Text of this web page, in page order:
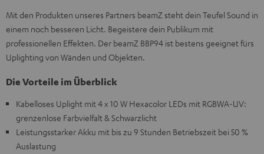
Mit den Produkten unseres Partners beamZ steht dein Teufel Sound in
einem noch besseren Licht. Begeistere dein Publikum mit
professionellen Effekten. Der beamZ BBP94 ist bestens geeignet fürs
Uplighting von Wänden und Objekten.
Die Vorteile im Überblick
Kabelloses Uplight mit 4 x 10 W Hexacolor LEDs mit RGBWA-UV:
grenzenlose Farbvielfalt & Schwarzlicht
Leistungsstarker Akku mit bis zu 9 Stunden Betriebszeit bei 50 %
Auslastung